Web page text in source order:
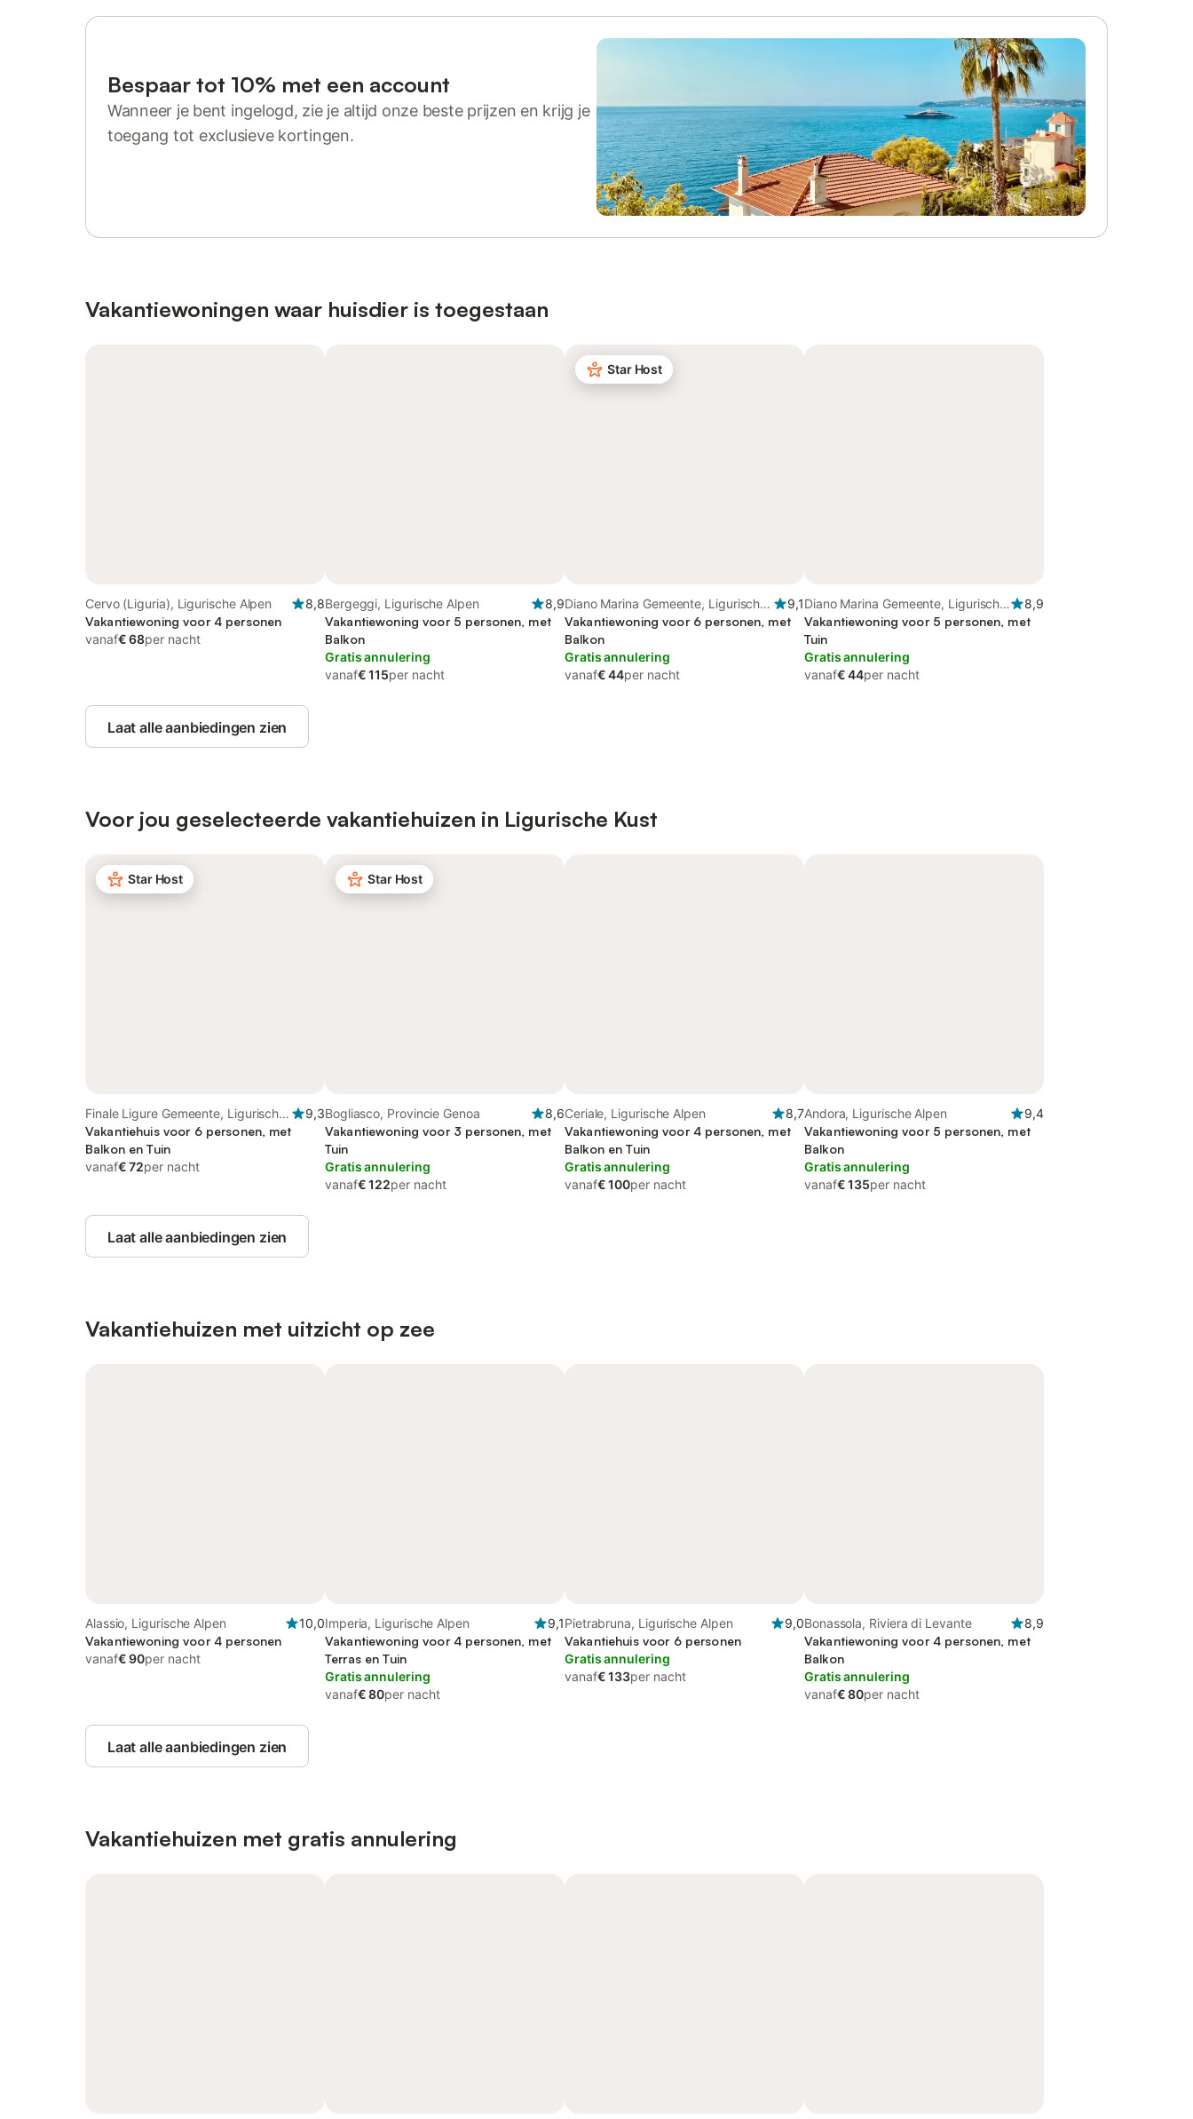
Bespaar tot 10% met een account
Wanneer je bent ingelogd, zie je altijd onze beste prijzen en krijg je
toegang tot exclusieve kortingen.
Vakantiewoningen waar huisdier is toegestaan
Cervo (Liguria), Ligurische Alpen
8,8
Vakantiewoning voor 4 personen
vanaf€ 68per nacht
Bergeggi, Ligurische Alpen
8,9
Vakantiewoning voor 5 personen, met
Balkon
Gratis annulering
vanaf€ 115per nacht
Star Host
Diano Marina Gemeente, Ligurische
Alpen
9,1
Vakantiewoning voor 6 personen, met
Balkon
Gratis annulering
vanaf€ 44per nacht
Diano Marina Gemeente, Ligurische
Alpen
8,9
Vakantiewoning voor 5 personen, met
Tuin
Gratis annulering
vanaf€ 44per nacht
Laat alle aanbiedingen zien
Voor jou geselecteerde vakantiehuizen in Ligurische Kust
Star Host
Finale Ligure Gemeente, Ligurische
Alpen
9,3
Vakantiehuis voor 6 personen, met
Balkon en Tuin
vanaf€ 72per nacht
Star Host
Bogliasco, Provincie Genoa
8,6
Vakantiewoning voor 3 personen, met
Tuin
Gratis annulering
vanaf€ 122per nacht
Ceriale, Ligurische Alpen
8,7
Vakantiewoning voor 4 personen, met
Balkon en Tuin
Gratis annulering
vanaf€ 100per nacht
Andora, Ligurische Alpen
9,4
Vakantiewoning voor 5 personen, met
Balkon
Gratis annulering
vanaf€ 135per nacht
Laat alle aanbiedingen zien
Vakantiehuizen met uitzicht op zee
Alassio, Ligurische Alpen
10,0
Vakantiewoning voor 4 personen
vanaf€ 90per nacht
Imperia, Ligurische Alpen
9,1
Vakantiewoning voor 4 personen, met
Terras en Tuin
Gratis annulering
vanaf€ 80per nacht
Pietrabruna, Ligurische Alpen
9,0
Vakantiehuis voor 6 personen
Gratis annulering
vanaf€ 133per nacht
Bonassola, Riviera di Levante
8,9
Vakantiewoning voor 4 personen, met
Balkon
Gratis annulering
vanaf€ 80per nacht
Laat alle aanbiedingen zien
Vakantiehuizen met gratis annulering